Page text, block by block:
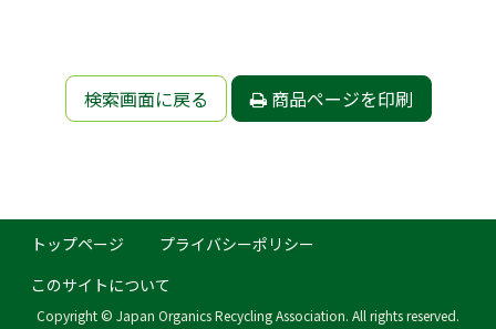
検索画面に戻る 商品ページを印刷
トップページ
プライバシーポリシー
このサイトについて
Copyright © Japan Organics Recycling Association. All rights reserved.